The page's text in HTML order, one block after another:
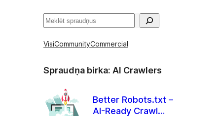
Meklēt
VisiCommunityCommercial
Spraudņa birka: AI Crawlers
Better Robots.txt –
AI-Ready Crawl